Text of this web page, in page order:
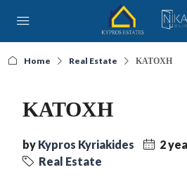
Home Real Estate ΚΑΤΟΧΗ
ΚΑΤΟΧΗ
by Kypros Kyriakides
2
Real Estate